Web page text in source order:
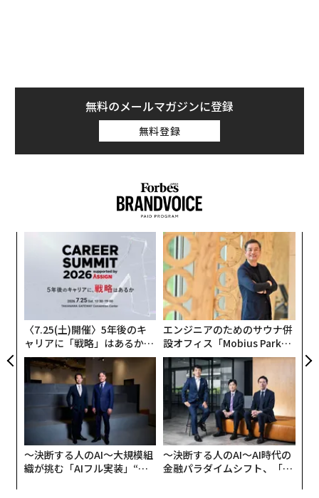
まざまなおかずをかけて食べるため、一口目から具とお
米を一緒に食べられるほうがおいしく感じてもらうこと
売られている工場生産のおむすびは、具が見えず、ラッ
ピングに鮭やツナマヨなどと書かれていますが、シンガ
えないのです」
他にも、タイ料理のガパオ風のおむすび、パクチーをト
ッピングしたシンガポールチキンライスのおむすびな
ど、“アジアンフードのおむすび化”という試みも。同社
で使用している日本の契約農家の米は、和風だけでなく
エスニックの具も受け止めているようだ。
同社は現在シンガポールで5店舗とデリバリー事業を展
開し、アメリカでも2店舗を展開している。
おむすびに対するイメージも変化
他民族国家で食文化も多彩なシンガポールはさておき、
米食文化のある国とない国では、おむすびに対する認知
無料のメールマガジンに登録
無料登録
〈7.25(土)開催〉5年後のキ
ャリアに「戦略」はあるか。
トップエグゼクティブのキャ
リアに触れる1日│CAREER S
UMMIT 2026
エンジニアのためのサウナ併
設オフィス「Mobius Park」
がオープン──タマディック
が健康経営を徹底する理由
〜決断する人のAI〜大規模組
織が挑む「AIフル実装」“使
〜決断する人のAI〜AI時代の
金融パラダイムシフト、「超